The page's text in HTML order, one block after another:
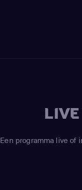
Een programma live of